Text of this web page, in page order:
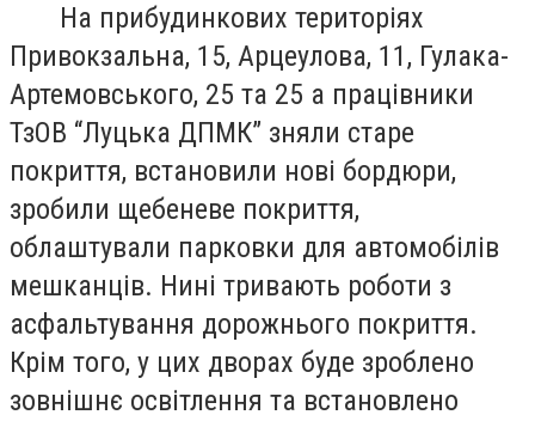
На прибудинкових територіях
Привокзальна, 15, Арцеулова, 11, Гулака-
Артемовського, 25 та 25 а працівники
ТзОВ “Луцька ДПМК” зняли старе
покриття, встановили нові бордюри,
зробили щебеневе покриття,
облаштували парковки для автомобілів
мешканців. Нині тривають роботи з
асфальтування дорожнього покриття.
Крім того, у цих дворах буде зроблено
зовнішнє освітлення та встановлено